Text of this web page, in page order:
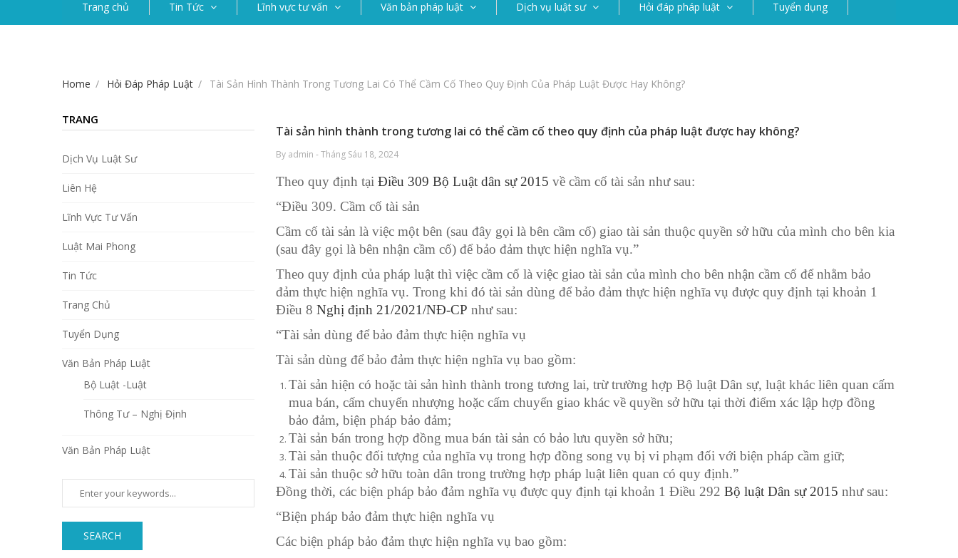
Trang chủ Tin Tức Lĩnh vực tư vấn Văn bản pháp luật Dịch vụ luật sư Hỏi đáp pháp luật Tuyển dụng
Home Hỏi Đáp Pháp Luật Tài Sản Hình Thành Trong Tương Lai Có Thể Cầm Cố Theo Quy Định Của Pháp Luật Được Hay Không?
Tài sản hình thành trong tương lai có thể cầm cố theo quy định của pháp luật được hay không?
By admin - Tháng Sáu 18, 2024
Theo quy định tại Điều 309 Bộ Luật dân sự 2015 về cầm cố tài sản như sau:
“Điều 309. Cầm cố tài sản
Cầm cố tài sản là việc một bên (sau đây gọi là bên cầm cố) giao tài sản thuộc quyền sở hữu của mình cho bên kia
(sau đây gọi là bên nhận cầm cố) để bảo đảm thực hiện nghĩa vụ.”
Theo quy định của pháp luật thì việc cầm cố là việc giao tài sản của mình cho bên nhận cầm cố để nhằm bảo
đảm thực hiện nghĩa vụ. Trong khi đó tài sản dùng để bảo đảm thực hiện nghĩa vụ được quy định tại khoản 1
Điều 8 Nghị định 21/2021/NĐ-CP như sau:
“Tài sản dùng để bảo đảm thực hiện nghĩa vụ
Tài sản dùng để bảo đảm thực hiện nghĩa vụ bao gồm:
Tài sản hiện có hoặc tài sản hình thành trong tương lai, trừ trường hợp Bộ luật Dân sự, luật khác liên quan cấm
mua bán, cấm chuyển nhượng hoặc cấm chuyển giao khác về quyền sở hữu tại thời điểm xác lập hợp đồng
bảo đảm, biện pháp bảo đảm;
Tài sản bán trong hợp đồng mua bán tài sản có bảo lưu quyền sở hữu;
Tài sản thuộc đối tượng của nghĩa vụ trong hợp đồng song vụ bị vi phạm đối với biện pháp cầm giữ;
Tài sản thuộc sở hữu toàn dân trong trường hợp pháp luật liên quan có quy định.”
Đồng thời, các biện pháp bảo đảm nghĩa vụ được quy định tại khoản 1 Điều 292 Bộ luật Dân sự 2015 như sau:
“Biện pháp bảo đảm thực hiện nghĩa vụ
Các biện pháp bảo đảm thực hiện nghĩa vụ bao gồm:
TRANG
Dịch Vụ Luật Sư
Liên Hệ
Lĩnh Vực Tư Vấn
Luật Mai Phong
Tin Tức
Trang Chủ
Tuyển Dụng
Văn Bản Pháp Luật
Bộ Luật -Luật
Thông Tư – Nghị Định
Văn Bản Pháp Luật
SEARCH